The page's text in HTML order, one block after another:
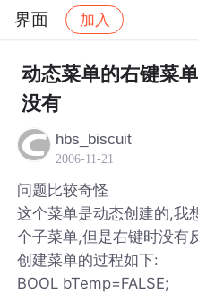
界面 加入
社区 界面 帖子详情
动态菜单的右键菜
没有
hbs_biscuit
2006-11-21
问题比较奇怪
这个菜单是动态创建的,我
个子菜单,但是右键时没有
创建菜单的过程如下:
BOOL bTemp=FALSE;